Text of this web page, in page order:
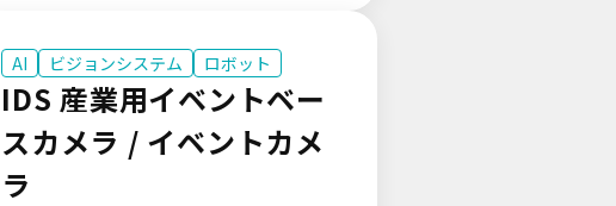
AI ビジョンシステム ロボット
IDS 産業用イベントベー
スカメラ / イベントカメ
ラ